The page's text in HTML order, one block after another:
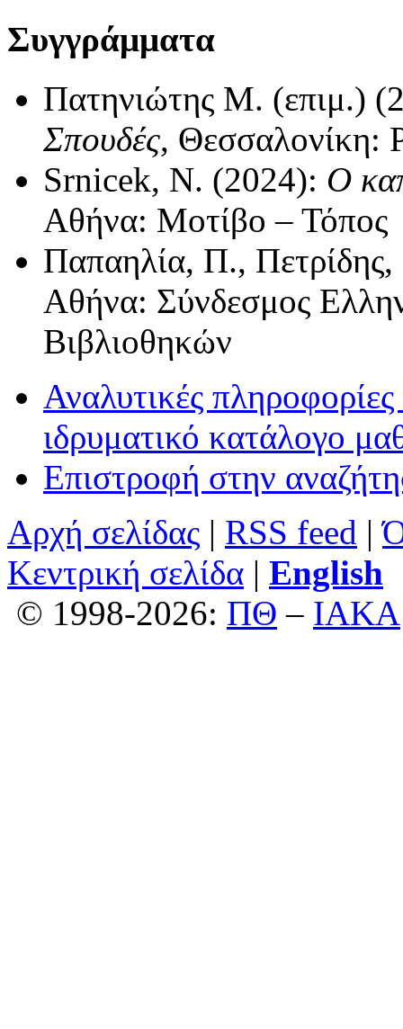
Συγγράμματα
Πατηνιώτης Μ. (επιμ.)
Σπουδές, Θεσσαλονίκη:
Srnicek, N. (2024): Ο
Αθήνα: Μοτίβο – Τόπος
Παπαηλία, Π.,
Αθήνα: Σύνδεσμος
Βιβλιοθηκών
Αναλυτικές
ιδρυματικό κατάλογο
Επιστροφή στην
Αρχή σελίδας | RSS feed |
Κεντρική σελίδα | English
© 1998-2026: ΠΘ – ΙΑΚΑ